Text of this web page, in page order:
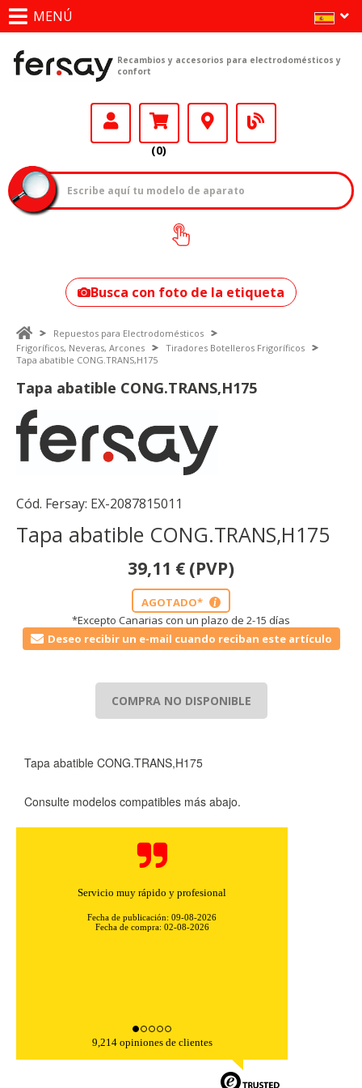
MENÚ
Recambios y accesorios para electrodomésticos y
confort
(0)
¿Cómo encontrar
tu modelo?
Busca con foto de la etiqueta
Repuestos para Electrodomésticos
Frigoríficos, Neveras, Arcones
Tiradores Botelleros Frigoríficos
Tapa abatible CONG.TRANS,H175
Tapa abatible CONG.TRANS,H175
Cód. Fersay: EX-2087815011
Tapa abatible CONG.TRANS,H175
39,11 € (PVP)
AGOTADO* i
*Excepto Canarias con un plazo de 2-15 días
Deseo recibir un e-mail cuando reciban este artículo
COMPRA NO DISPONIBLE
Tapa abatible CONG.TRANS,H175
Consulte modelos compatibles más abajo.
Servicio muy rápido y profesional
Fecha de publicación: 09-08-2026
Fecha de compra: 02-08-2026
9,214 opiniones de clientes